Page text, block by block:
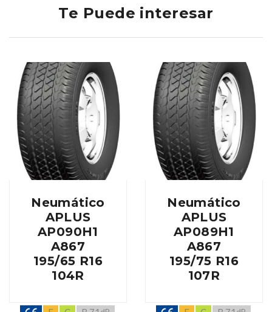
Te Puede interesar
Neumático
APLUS
AP090H1
A867
195/65 R16
104R
Neumático
APLUS
AP089H1
A867
195/75 R16
107R